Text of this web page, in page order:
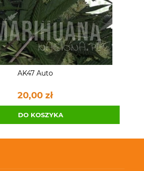
AK47 Auto
20,00 zł
DO KOSZYKA